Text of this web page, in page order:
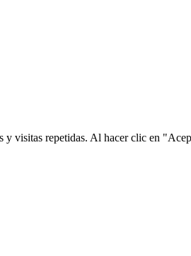
visitas repetidas. Al hacer clic en